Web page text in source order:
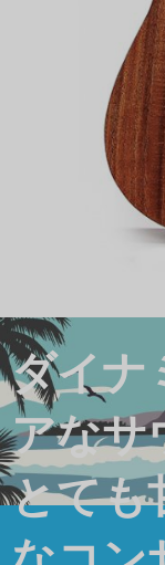
ダイナ
アなサ
とても